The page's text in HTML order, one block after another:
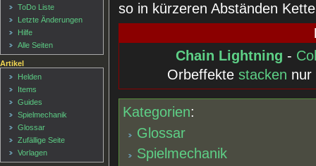
so in kürzeren Abständen
Chain Lightning -
Orbeffektestacken nur
Kategorien:
Glossar
Spielmechanik
ToDo Liste
Letzte Änderungen
Hilfe
Alle Seiten
Artikel
Helden
Items
Guides
Spielmechanik
Glossar
Zufällige Seite
Vorlagen